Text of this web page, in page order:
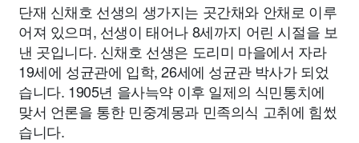
단재 신채호 선생의 생가지는 곳간채와 안채로 이루
어져 있으며, 선생이 태어나 8세까지 어린 시절을 보
낸 곳입니다. 신채호 선생은 도리미 마을에서 자라
19세에 성균관에 입학, 26세에 성균관 박사가 되었
습니다. 1905년 을사늑약 이후 일제의 식민통치에
맞서 언론을 통한 민중계몽과 민족의식 고취에 힘썼
습니다.